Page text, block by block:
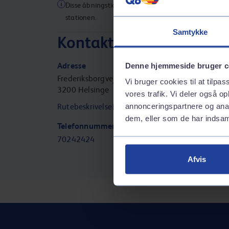
Samtykke
Denne hjemmeside bruger
Vi bruger cookies til at
vores trafik. Vi deler også
annonceringspartnere og
dem, eller som de har
Afvis
Disse åbningstider gælder muligvis ikke for alle
stationen.
Kontaktinformation
Adresse
Frederiksborgvej 41
3200 Helsinge
Rutebeskrivelse
Telefonnummer
70242424